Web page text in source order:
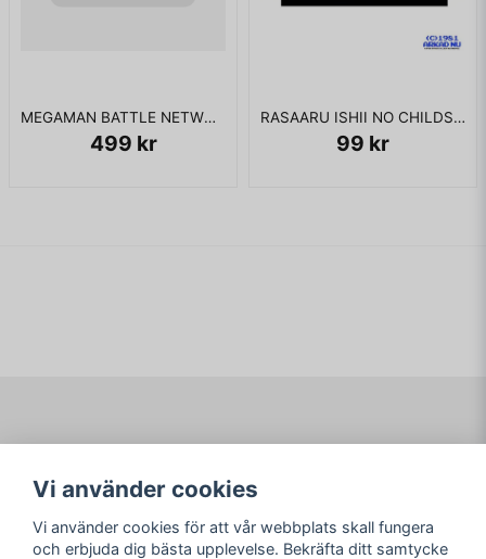
MEGAMAN BATTLE NETWORK GBA
499 kr
RASAARU ISHII NO CHILDS QUEST FAMICOM
99 kr
Köpvillkor
Logga in
Glömt lösenord?
Vi använder cookies
Vi använder cookies för att vår webbplats skall fungera
och erbjuda dig bästa upplevelse. Bekräfta ditt samtycke